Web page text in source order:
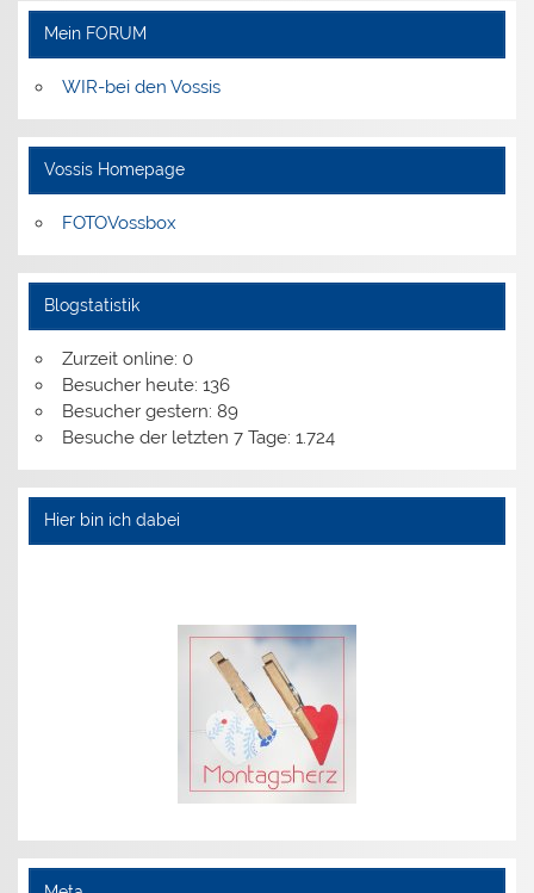
Mein FORUM
WIR-bei den Vossis
Vossis Homepage
FOTOVossbox
Blogstatistik
Zurzeit online: 0
Besucher heute: 136
Besucher gestern: 89
Besuche der letzten 7 Tage: 1.724
Hier bin ich dabei